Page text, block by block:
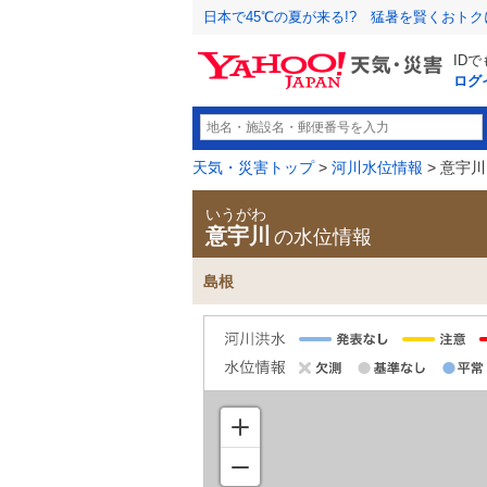
日本で45℃の夏が来る!? 猛暑を賢くおトク
ID
ログ
天気・災害トップ> 河川水位情報 > 意宇川
いうがわ
意宇川 の水位情報
島根